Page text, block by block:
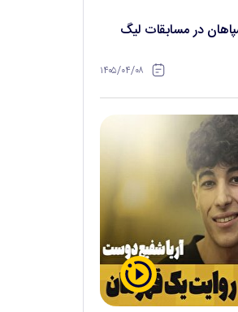
در مسابقات لیگ
۱۴۰۵/۰۴/۰۸